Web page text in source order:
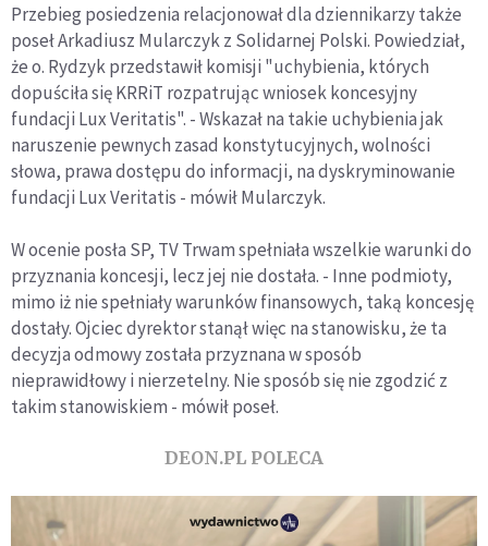
Przebieg posiedzenia relacjonował dla dziennikarzy także
poseł Arkadiusz Mularczyk z Solidarnej Polski. Powiedział,
że o. Rydzyk przedstawił komisji "uchybienia, których
dopuściła się KRRiT rozpatrując wniosek koncesyjny
fundacji Lux Veritatis". - Wskazał na takie uchybienia jak
naruszenie pewnych zasad konstytucyjnych, wolności
słowa, prawa dostępu do informacji, na dyskryminowanie
fundacji Lux Veritatis - mówił Mularczyk.
W ocenie posła SP, TV Trwam spełniała wszelkie warunki do
przyznania koncesji, lecz jej nie dostała. - Inne podmioty,
mimo iż nie spełniały warunków finansowych, taką koncesję
dostały. Ojciec dyrektor stanął więc na stanowisku, że ta
decyzja odmowy została przyznana w sposób
nieprawidłowy i nierzetelny. Nie sposób się nie zgodzić z
takim stanowiskiem - mówił poseł.
DEON.PL POLECA